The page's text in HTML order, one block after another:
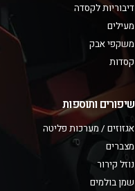
דיבוריות לקסדה
מעילים
משקפי אבק
קסדות
שיפורים ותוספות
אגזוזים / מערכות פליטה
מצברים
נוזל קירור
שמן בולמים